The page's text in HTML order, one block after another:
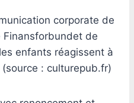
corporate de
Finansforbundet de
enfants réagissent à
: culturepub.fr)